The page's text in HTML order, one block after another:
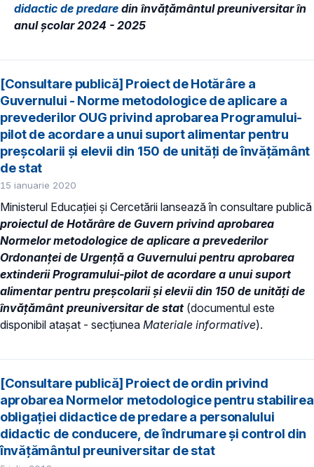
didactic de predare din învăţământul preuniversitar în
anul şcolar 2024 - 2025
[Consultare publică] Proiect de Hotărâre a
Guvernului - Norme metodologice de aplicare a
prevederilor OUG privind aprobarea Programului-
pilot de acordare a unui suport alimentar pentru
preșcolarii și elevii din 150 de unități de învățământ
de stat
15 ianuarie 2020
Ministerul Educației și Cercetării lansează în consultare publică
proiectul de Hotărâre de Guvern privind aprobarea
Normelor metodologice de aplicare a prevederilor
Ordonanței de Urgență a Guvernului pentru aprobarea
extinderii Programului-pilot de acordare a unui suport
alimentar pentru preșcolarii și elevii din 150 de unităţi de
învățământ preuniversitar de stat (documentul este
disponibil atașat - secțiunea Materiale informative).
[Consultare publică] Proiect de ordin privind
aprobarea Normelor metodologice pentru stabilirea
obligaţiei didactice de predare a personalului
didactic de conducere, de îndrumare și control din
învățământul preuniversitar de stat